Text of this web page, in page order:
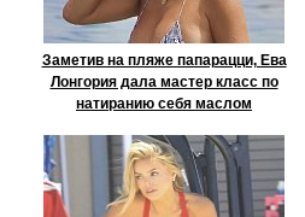
Заметив на пляже папарацци, Ева
Лонгория дала мастер класс по
натиранию себя маслом